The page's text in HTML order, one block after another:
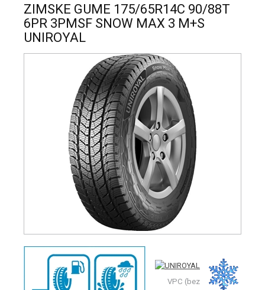
ZIMSKE GUME 175/65R14C 90/88T
6PR 3PMSF SNOW MAX 3 M+S
UNIROYAL
VPC (bez